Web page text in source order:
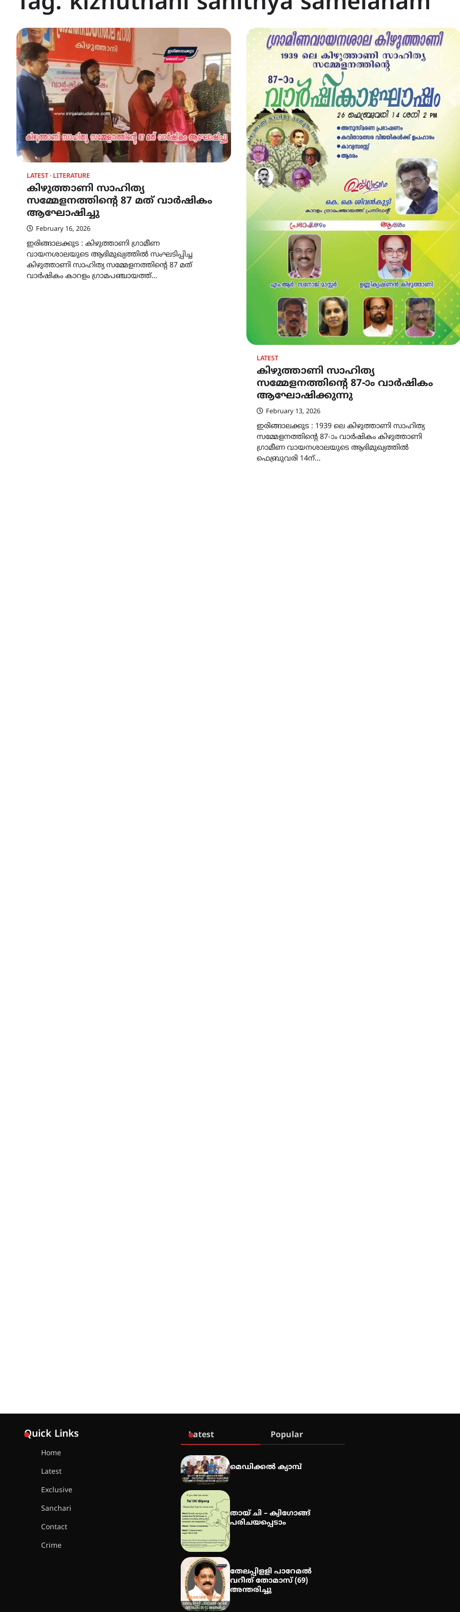
LATEST LITERATURE
കിഴുത്താണി സാഹിത്യ
സമ്മേളനത്തിന്റെ 87 മത് വാർഷികം
ആഘോഷിച്ചു
February 16, 2026
ഇരിങ്ങാലക്കുട : കിഴുത്താണി ഗ്രാമീണ
വായനശാലയുടെ ആഭിമുഖ്യത്തിൽ സംഘടിപ്പിച്ച
കിഴുത്താണി സാഹിത്യ സമ്മേളനത്തിന്റെ 87 മത്
വാർഷികം കാറളം ഗ്രാമപഞ്ചായത്ത്…
LATEST
കിഴുത്താണി സാഹിത്യ
സമ്മേളനത്തിൻ്റെ 87-ാം വാർഷികം
ആഘോഷിക്കുന്നു
February 13, 2026
ഇരിങ്ങാലക്കുട : 1939 ലെ കിഴുത്താണി സാഹിത്യ
സമ്മേളനത്തിന്റെ 87-ാം വാർഷികം കിഴുത്താണി
ഗ്രാമീണ വായനശാലയുടെ ആഭിമുഖ്യത്തിൽ
ഫെബ്രുവരി 14ന്…
Quick Links
Home
Latest
Exclusive
Sanchari
Contact
Crime
Latest Popular
മെഡിക്കൽ ക്യാമ്പ്
തായ് ചി – ക്വിഗോങ്ങ്
പരിചയപ്പെടാം
തേലപ്പിളളി പാറേമൽ
വറീത് തോമാസ് (69)
അന്തരിച്ചു